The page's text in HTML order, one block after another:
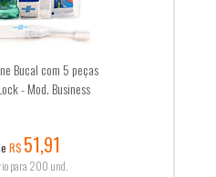
Bucal com 5 peças
- Mod. Business
R$ 51,91
para 200 und.